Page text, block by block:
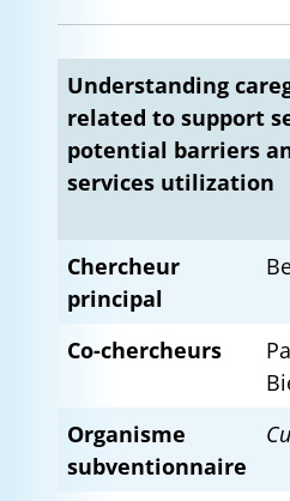
Understanding
related to support
potential barriers
services utilization
Chercheur
principal
Co-chercheurs
Organisme
subventionnaire